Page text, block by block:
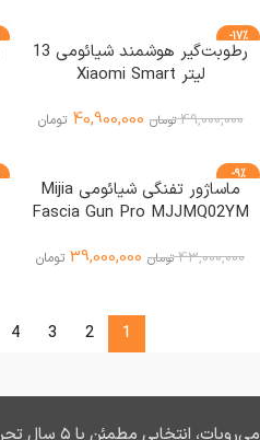
-17%
رطوبت‌گیر هوشمند شیائومی 13
لیتر Xiaomi Smart
49,000,000 تومان 40,900,000 تومان
-9%
ویژه
ماساژور تفنگی شیائومی Mijia
Fascia Gun Pro MJJMQ02YM
43,000,000 تومان 39,000,000 تومان
1
2
3
4